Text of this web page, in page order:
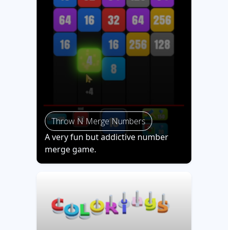
Throw N Merge Numbers
A very fun but addictive number
merge game.